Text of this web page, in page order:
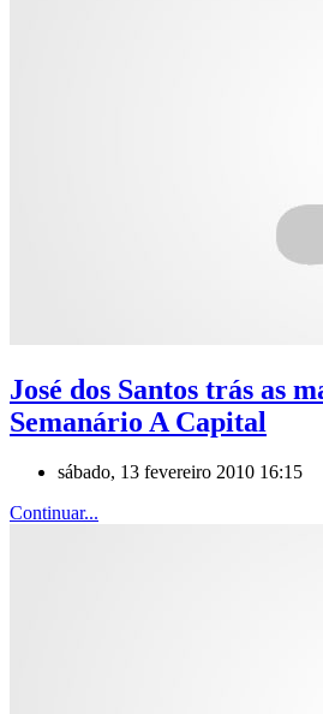
José dos Santos trás as
Semanário A Capital
sábado, 13 fevereiro 2010 16:15
Continuar...